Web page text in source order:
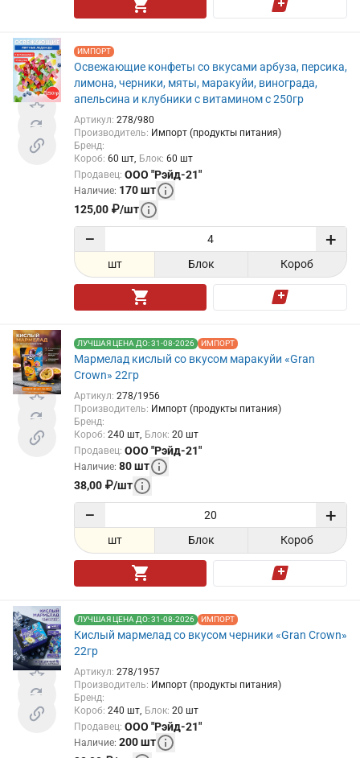
ИМПОРТ
Освежающие конфеты со вкусами арбуза, персика,
лимона, черники, мяты, маракуйи, винограда,
апельсина и клубники с витамином с 250гр
Артикул: 278/980
Производитель: Импорт (продукты питания)
Бренд:
Короб: 60 шт Блок: 60 шт
Продавец: ООО "Рэйд-21"
Наличие: 170шт
125,00 ₽/шт
− +
шт Блок Короб
ЛУЧШАЯ ЦЕНА ДО: 31-08-2026 ИМПОРТ
Мармелад кислый со вкусом маракуйи «Gran
Crown» 22гр
Артикул: 278/1956
Производитель: Импорт (продукты питания)
Бренд:
Короб: 240 шт Блок: 20 шт
Продавец: ООО "Рэйд-21"
Наличие: 80шт
38,00 ₽/шт
− +
шт Блок Короб
ЛУЧШАЯ ЦЕНА ДО: 31-08-2026 ИМПОРТ
Кислый мармелад со вкусом черники «Gran Crown»
22гр
Артикул: 278/1957
Производитель: Импорт (продукты питания)
Бренд:
Короб: 240 шт Блок: 20 шт
Продавец: ООО "Рэйд-21"
Наличие: 200шт